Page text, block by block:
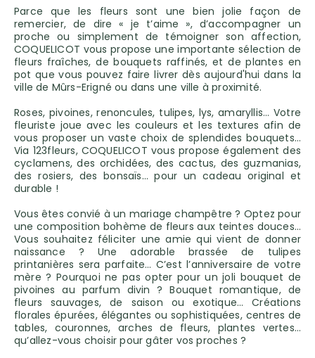
Parce que les fleurs sont une bien jolie façon de
remercier, de dire « je t’aime », d’accompagner un
proche ou simplement de témoigner son affection,
COQUELICOT vous propose une importante sélection de
fleurs fraîches, de bouquets raffinés, et de plantes en
pot que vous pouvez faire livrer dès aujourd'hui dans la
ville de Mûrs-Erigné ou dans une ville à proximité.
Roses, pivoines, renoncules, tulipes, lys, amaryllis… Votre
fleuriste joue avec les couleurs et les textures afin de
vous proposer un vaste choix de splendides bouquets…
Via 123fleurs, COQUELICOT vous propose également des
cyclamens, des orchidées, des cactus, des guzmanias,
des rosiers, des bonsaïs… pour un cadeau original et
durable !
Vous êtes convié à un mariage champêtre ? Optez pour
une composition bohème de fleurs aux teintes douces…
Vous souhaitez féliciter une amie qui vient de donner
naissance ? Une adorable brassée de tulipes
printanières sera parfaite… C’est l’anniversaire de votre
mère ? Pourquoi ne pas opter pour un joli bouquet de
pivoines au parfum divin ? Bouquet romantique, de
fleurs sauvages, de saison ou exotique… Créations
florales épurées, élégantes ou sophistiquées, centres de
tables, couronnes, arches de fleurs, plantes vertes…
qu’allez-vous choisir pour gâter vos proches ?